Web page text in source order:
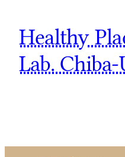
content
Healthy
Lab. Chiba-